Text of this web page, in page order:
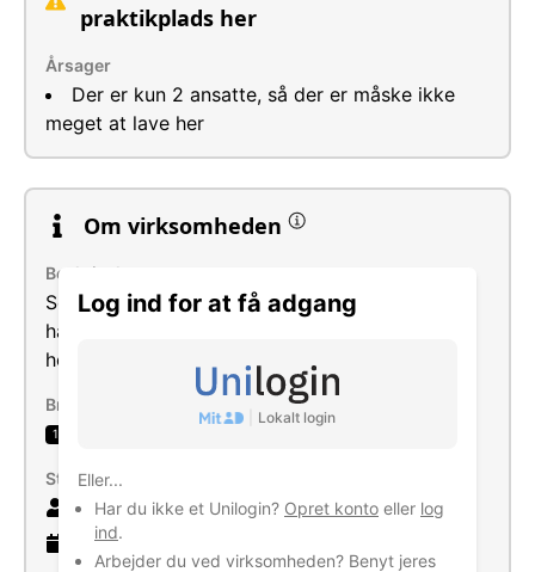
Log ind for at få adgang
Lokalt login
Eller...
Har du ikke et Unilogin? Opret konto eller log
ind.
Arbejder du ved virksomheden? Benyt jeres
praktikplads her
Årsager
Der er kun 2 ansatte, så der er måske ikke
meget at lave her
Om virksomheden
Beskrivelse
Selskabets formål er at drive virksomhed med
handel og service, samt enhver i forbindelse
hermed stående virksomhed.
Brancher
1 Bogføring og revision: skatterådgivning
Størrelse
2 ansatte
9 år gammel virksomhed